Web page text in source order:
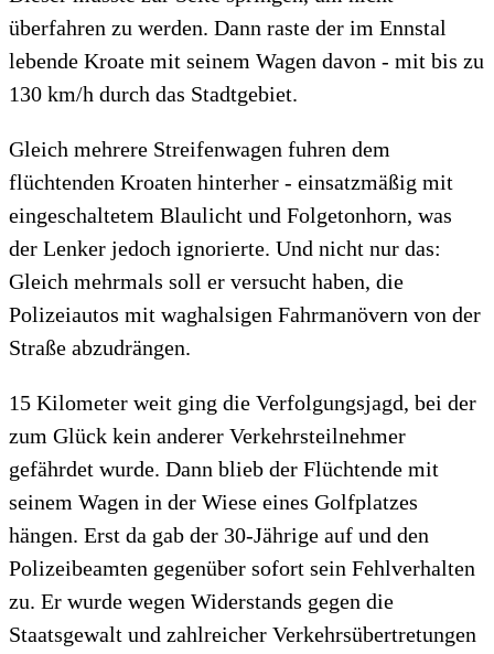
überfahren zu werden. Dann raste der im Ennstal
lebende Kroate mit seinem Wagen davon - mit bis zu
130 km/h durch das Stadtgebiet.
Gleich mehrere Streifenwagen fuhren dem
flüchtenden Kroaten hinterher - einsatzmäßig mit
eingeschaltetem Blaulicht und Folgetonhorn, was
der Lenker jedoch ignorierte. Und nicht nur das:
Gleich mehrmals soll er versucht haben, die
Polizeiautos mit waghalsigen Fahrmanövern von der
Straße abzudrängen.
15 Kilometer weit ging die Verfolgungsjagd, bei der
zum Glück kein anderer Verkehrsteilnehmer
gefährdet wurde. Dann blieb der Flüchtende mit
seinem Wagen in der Wiese eines Golfplatzes
hängen. Erst da gab der 30-Jährige auf und den
Polizeibeamten gegenüber sofort sein Fehlverhalten
zu. Er wurde wegen Widerstands gegen die
Staatsgewalt und zahlreicher Verkehrsübertretungen